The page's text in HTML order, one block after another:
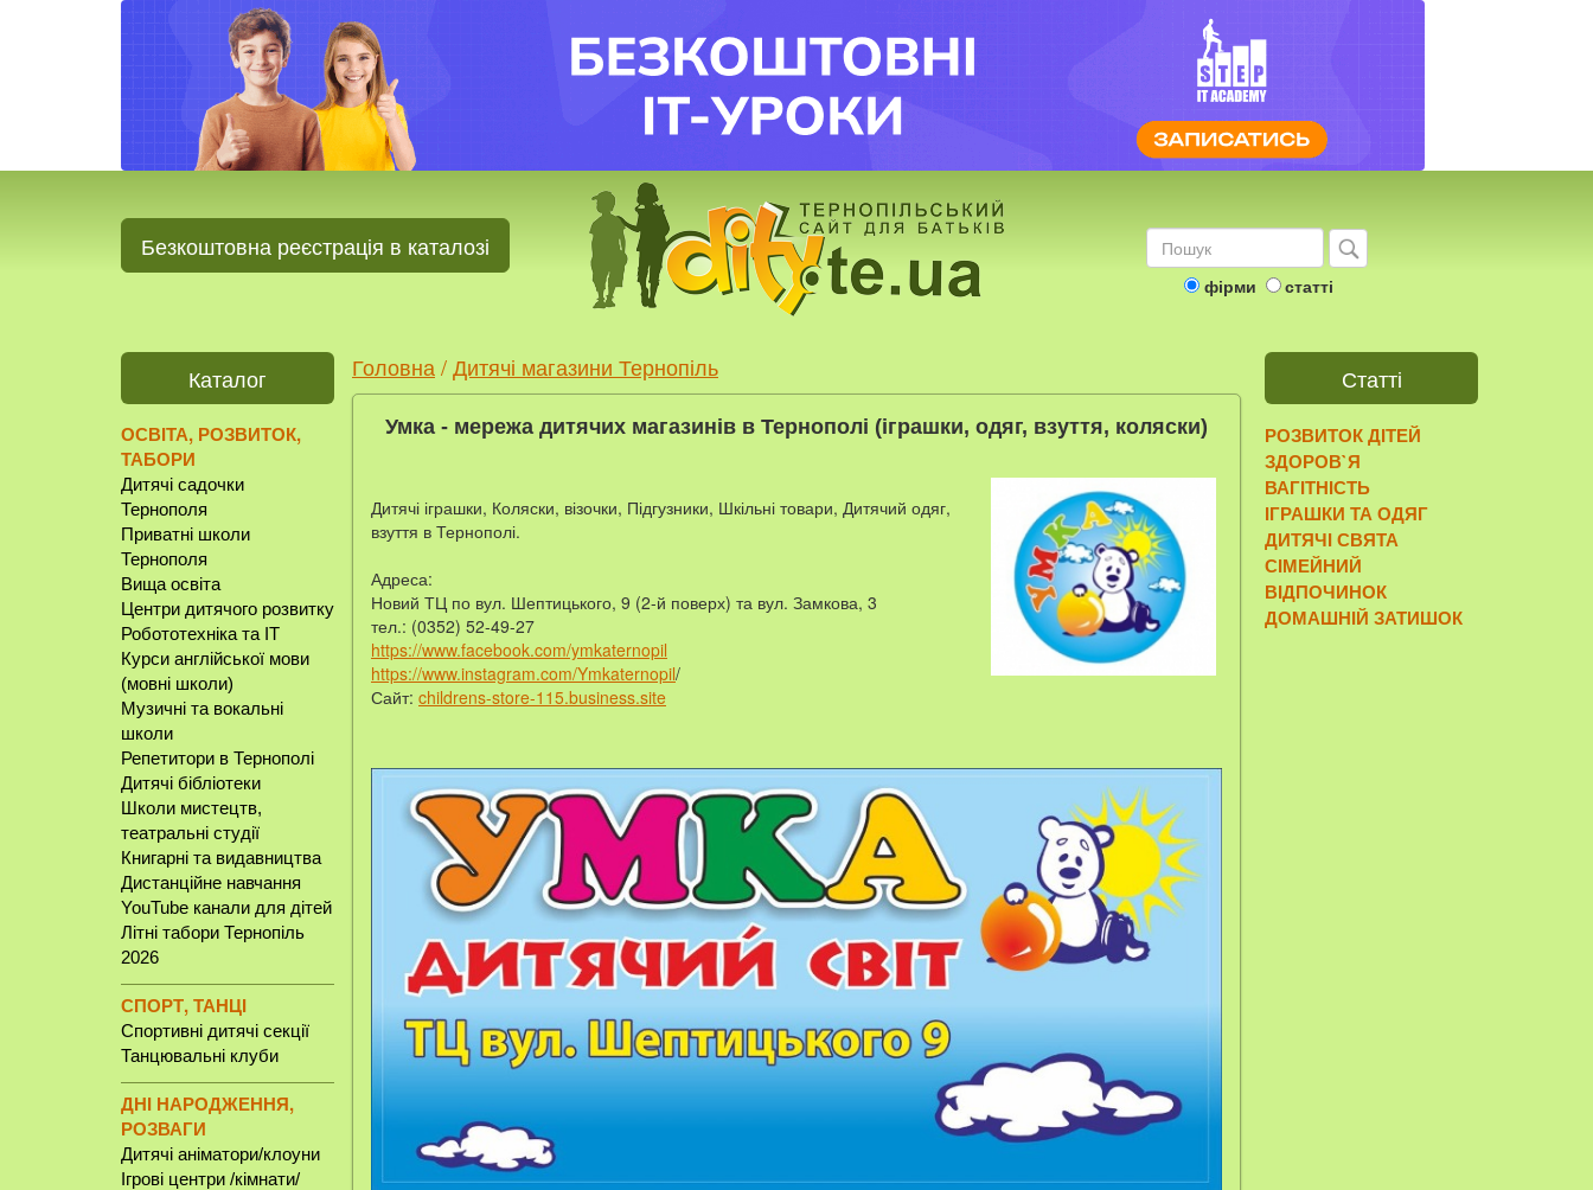
Безкоштовна реєстрація в каталозі
фірми статті
Каталог
ОСВІТА, РОЗВИТОК,
ТАБОРИ
Дитячі садочки
Тернополя
Приватні школи
Тернополя
Вища освіта
Центри дитячого розвитку
Робототехніка та IT
Курси англійської мови
(мовні школи)
Музичні та вокальні
школи
Репетитори в Тернополі
Дитячі бібліотеки
Школи мистецтв,
театральні студії
Книгарні та видавництва
Дистанційне навчання
YouTube канали для дітей
Літні табори Тернопіль
2026
СПОРТ, ТАНЦІ
Спортивні дитячі секції
Танцювальні клуби
ДНІ НАРОДЖЕННЯ,
РОЗВАГИ
Дитячі аніматори/клоуни
Ігрові центри /кімнати/
Головна /Дитячі магазини Тернопіль
Умка - мережа дитячих магазинів в Тернополі (іграшки, одяг, взуття, коляски)
Дитячі іграшки, Коляски, візочки, Підгузники, Шкільні товари, Дитячий одяг,
взуття в Тернополі.
Адреса:
Новий ТЦ по вул. Шептицького, 9 (2-й поверх) та вул. Замкова, 3
тел.: (0352) 52-49-27
https://www.facebook.com/ymkaternopil
https://www.instagram.com/Ymkaternopil/
Сайт: childrens-store-115.business.site
Статті
РОЗВИТОК ДІТЕЙ
ЗДОРОВ`Я
ВАГІТНІСТЬ
ІГРАШКИ ТА ОДЯГ
ДИТЯЧІ СВЯТА
СІМЕЙНИЙ
ВІДПОЧИНОК
ДОМАШНІЙ ЗАТИШОК